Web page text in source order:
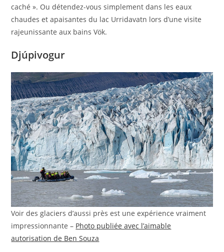
caché ». Ou détendez-vous simplement dans les eaux
chaudes et apaisantes du lac Urridavatn lors d’une visite
rajeunissante aux bains Vök.
Djúpivogur
Voir des glaciers d’aussi près est une expérience vraiment
impressionnante – Photo publiée avec l’aimable
autorisation de Ben Souza